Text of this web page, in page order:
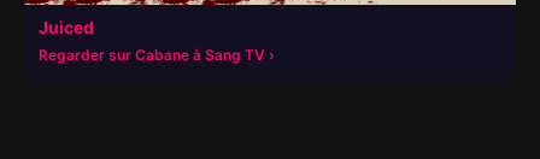
Juiced
Regarder sur Cabane à Sang TV